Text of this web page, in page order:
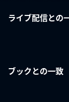
ライブ配信との
ブックとの一致